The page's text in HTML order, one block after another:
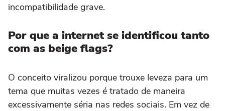
incompatibilidade grave.
Por que a internet se identificou tanto
com as beige flags?
O conceito viralizou porque trouxe leveza para um
tema que muitas vezes é tratado de maneira
excessivamente séria nas redes sociais. Em vez de